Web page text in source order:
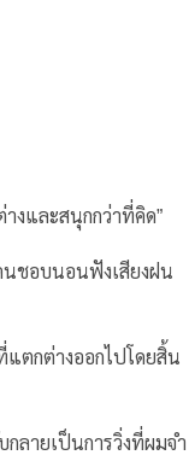
งและสนุกกว่าที่คิด”
นชอบนอนฟังเสียงฝน
แตกต่างออกไปโดยสิ้น
ลายเป็นการวิ่งที่ผมจำ